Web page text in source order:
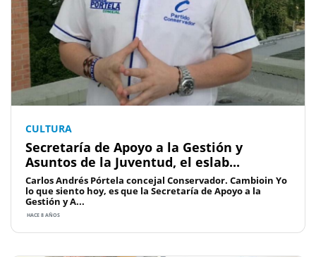
CULTURA
Secretaría de Apoyo a la Gestión y
Asuntos de la Juventud, el eslab...
Carlos Andrés Pórtela concejal Conservador. Cambioin Yo
lo que siento hoy, es que la Secretaría de Apoyo a la
Gestión y A...
HACE 8 AÑOS